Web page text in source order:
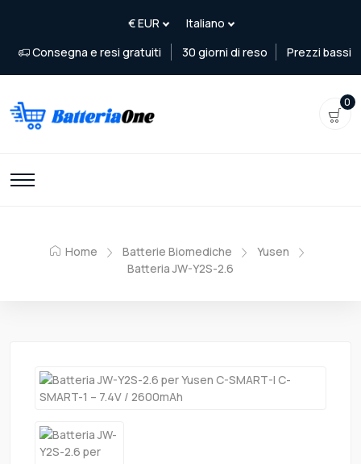
Consegna e resi gratuiti 30 giorni di reso Prezzi bassi
0
Home Batterie Biomediche
Yusen
Batteria JW-Y2S-2.6